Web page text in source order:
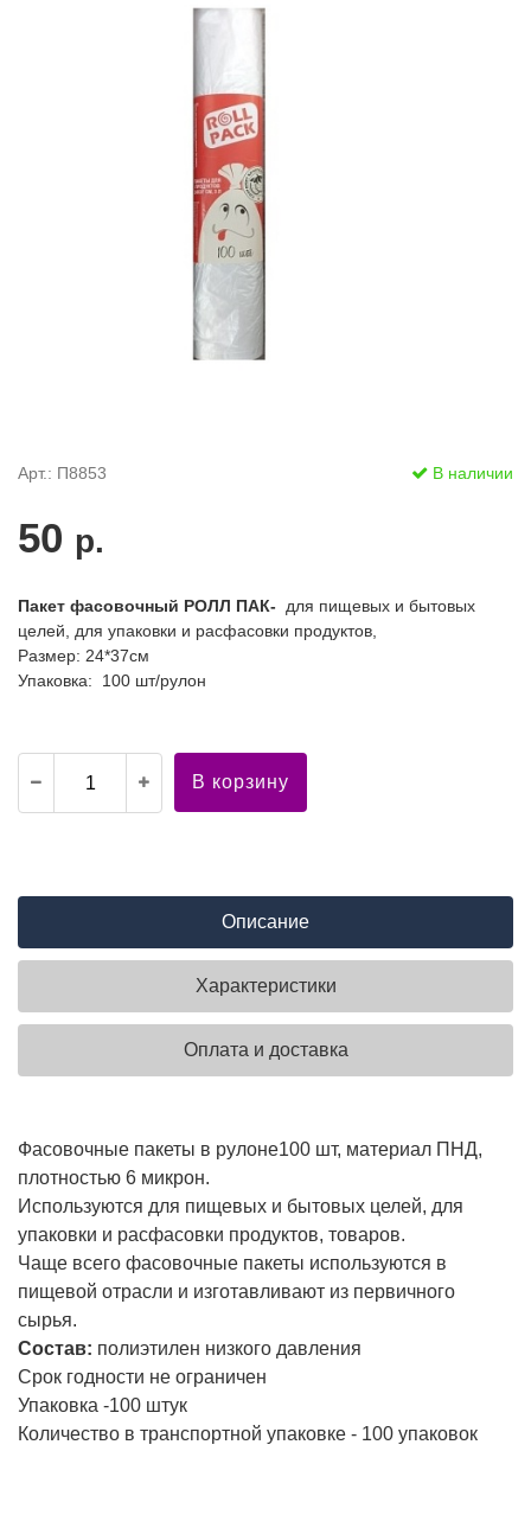
Арт.: П8853 В наличии
50 р.
Пакет фасовочный РОЛЛ ПАК- для пищевых и бытовых
целей, для упаковки и расфасовки продуктов,
Размер: 24*37см
Упаковка: 100 шт/рулон
В корзину
Описание
Характеристики
Оплата и доставка
Фасовочные пакеты в рулоне100 шт, материал ПНД,
плотностью 6 микрон.
Используются для пищевых и бытовых целей, для
упаковки и расфасовки продуктов, товаров.
Чаще всего фасовочные пакеты используются в
пищевой отрасли и изготавливают из первичного
сырья.
Состав: полиэтилен низкого давления
Срок годности не ограничен
Упаковка -100 штук
Количество в транспортной упаковке - 100 упаковок